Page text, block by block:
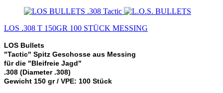
LOS .308 T 150GR 100 STÜCK MESSING
LOS Bullets
"Tactic" Spitz Geschosse aus Messing
für die "Bleifreie Jagd"
.308 (Diameter .308)
Gewicht 150 gr / VPE: 100 Stück